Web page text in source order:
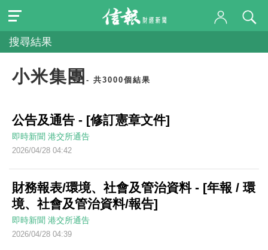
搜尋結果
小米集團 - 共3000個結果
公告及通告 - [修訂憲章文件]
即時新聞 港交所通告
2026/04/28 04:42
財務報表/環境、社會及管治資料 - [年報 / 環
境、社會及管治資料/報告]
即時新聞 港交所通告
2026/04/28 04:39